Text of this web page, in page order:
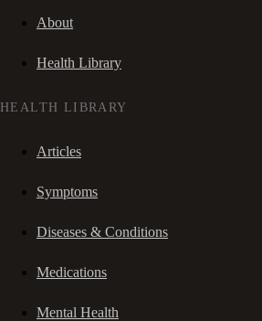
About
Health Library
HEALTH LIBRARY
Articles
Symptoms
Diseases & Conditions
Medications
Mental Health